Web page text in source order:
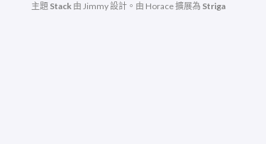
主題 Stack由 Jimmy設計。由 Horace擴展為 Striga